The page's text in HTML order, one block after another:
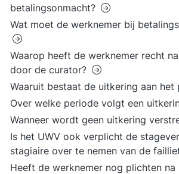
betalingsonmacht?
Wat moet de werknemer bij
Waarop heeft de werknemer recht
door de curator?
Waaruit bestaat de uitkering aan het
Over welke periode volgt een
Wanneer wordt geen uitkering
Is het UWV ook verplicht de
stagiaire over te nemen van de
Heeft de werknemer nog plichten